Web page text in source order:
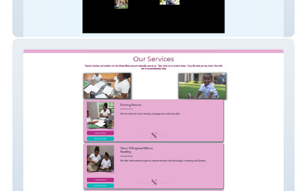
More than a Score